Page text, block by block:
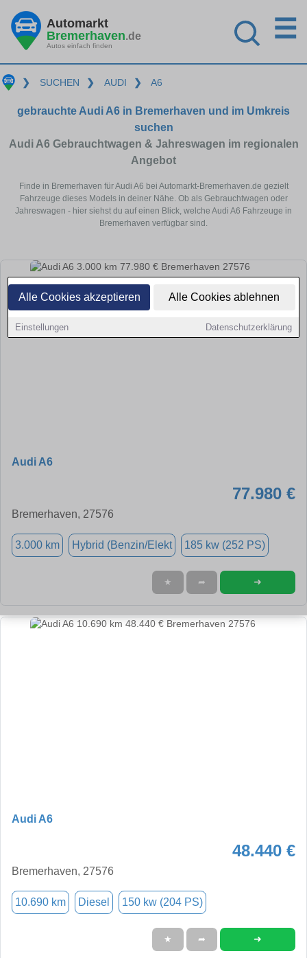
Alle Cookies akzeptieren Alle Cookies ablehnen
Einstellungen Datenschutzerklärung
Automarkt
Bremerhaven.de
Autos einfach finden
☰
❯ SUCHEN ❯ AUDI ❯ A6
gebrauchte Audi A6 in Bremerhaven und im Umkreis
suchen
Audi A6 Gebrauchtwagen & Jahreswagen im regionalen
Angebot
Finde in Bremerhaven für Audi A6 bei Automarkt-Bremerhaven.de gezielt
Fahrzeuge dieses Models in deiner Nähe. Ob als Gebrauchtwagen oder
Jahreswagen - hier siehst du auf einen Blick, welche Audi A6 Fahrzeuge in
Bremerhaven verfügbar sind.
Audi A6
77.980 €
Bremerhaven, 27576
3.000 km Hybrid (Benzin/Elekt 185 kw (252 PS)
★ ➦ ➜
Audi A6
48.440 €
Bremerhaven, 27576
10.690 km Diesel 150 kw (204 PS)
★ ➦ ➜